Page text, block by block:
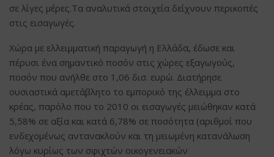
σε λίγες μέρες.Τα αναλυτικά στοιχεία δείχνουν περικοπές
στις εισαγωγές.
Χώρα με ελλειμματική παραγωγή η Ελλάδα, έδωσε και
πέρυσι ένα σημαντικό ποσόν στις χώρες εξαγωγούς,
ποσόν που ανήλθε στο 1,06 δισ. ευρώ. Διατήρησε
ουσιαστικά αμετάβλητο το εμπορικό της έλλειμμα στο
κρέας, παρόλο που το 2010 οι εισαγωγές μειώθηκαν κατά
5,58% σε αξία και κατά 6,78% σε ποσότητα (αριθμοί που
ενδεχομένως αντανακλούν και τη μειωμένη κατανάλωση
λόγω κυρίως των σφιχτών οικογενειακών